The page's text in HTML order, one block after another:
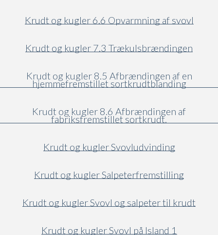
Krudt og kugler 6.6 Opvarmning af svovl
Krudt og kugler 7.3 Trækulsbrændingen
Krudt og kugler 8.5 Afbrændingen af en
hjemmefremstillet sortkrudtblanding
Krudt og kugler 8.6 Afbrændingen af
fabriksfremstillet sortkrudt.
Krudt og kugler Svovludvinding
Krudt og kugler Salpeterfremstilling
Krudt og kugler Svovl og salpeter til krudt
Krudt og kugler Svovl på Island 1